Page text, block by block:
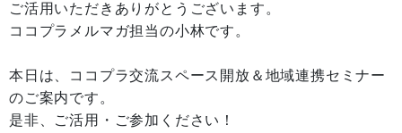
ご活用いただきありがとうございます。
ココプラメルマガ担当の小林です。
本日は、ココプラ交流スペース開放＆地域連携セミナー
のご案内です。
是非、ご活用・ご参加ください！